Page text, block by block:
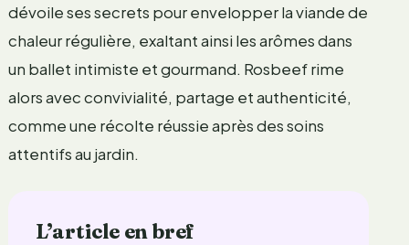
dévoile ses secrets pour envelopper la viande de
chaleur régulière, exaltant ainsi les arômes dans
un ballet intimiste et gourmand. Rosbeef rime
alors avec convivialité, partage et authenticité,
comme une récolte réussie après des soins
attentifs au jardin.
L’article en bref